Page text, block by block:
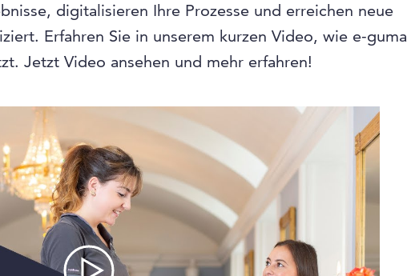
digitalisieren Ihre Prozesse und erreichen neue
Erfahren Sie in unserem kurzen Video, wie e-guma
Jetzt Video ansehen und mehr erfahren!